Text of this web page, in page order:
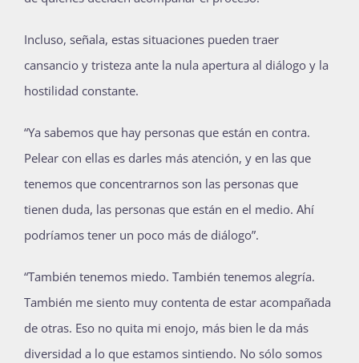
Incluso, señala, estas situaciones pueden traer
cansancio y tristeza ante la nula apertura al diálogo y la
hostilidad constante.
“Ya sabemos que hay personas que están en contra.
Pelear con ellas es darles más atención, y en las que
tenemos que concentrarnos son las personas que
tienen duda, las personas que están en el medio. Ahí
podríamos tener un poco más de diálogo”.
“También tenemos miedo. También tenemos alegría.
También me siento muy contenta de estar acompañada
de otras. Eso no quita mi enojo, más bien le da más
diversidad a lo que estamos sintiendo. No sólo somos